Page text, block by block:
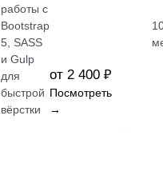
работы с
Bootstrap
5, SASS
и Gulp
для
быстрой
вёрстки
от 2 400 ₽
Посмотреть
→